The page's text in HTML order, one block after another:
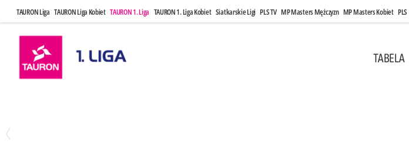
TAURON Liga TAURON Liga Kobiet TAURON 1. Liga TAURON 1. Liga Kobiet Siatkarskie Ligi PLS TV MP Masters Mężczyzn MP Masters Kobiet PLS
TABELA